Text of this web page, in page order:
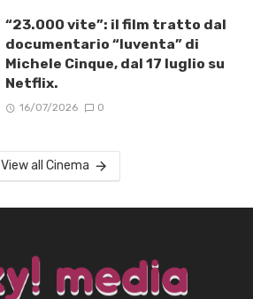
“23.000 vite”: il film tratto dal
documentario “Iuventa” di
Michele Cinque, dal 17 luglio su
Netflix.
16/07/2026 0
View all Cinema